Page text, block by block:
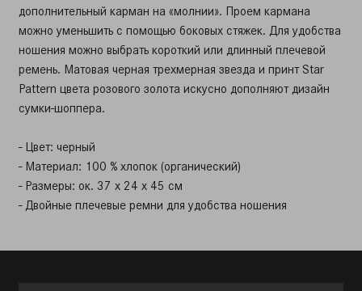
дополнительный карман на «молнии». Проем кармана
можно уменьшить с помощью боковых стяжек. Для удобства
ношения можно выбрать короткий или длинный плечевой
ремень. Матовая черная трехмерная звезда и принт Star
Pattern цвета розового золота искусно дополняют дизайн
сумки-шоппера.
- Цвет: черный
- Материал: 100 % хлопок (органический)
- Размеры: ок. 37 х 24 х 45 см
- Двойные плечевые ремни для удобства ношения